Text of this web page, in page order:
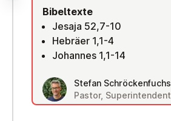
Bibeltexte
Jesaja 52,7-10
Hebräer 1,1-4
Johannes 1,1-14
Stefan Schröckenfuchs
Pastor, Superintendent